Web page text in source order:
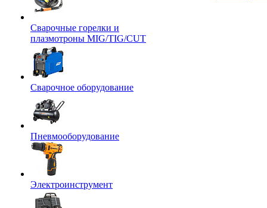
Сварочные горелки и
плазмотроны MIG/TIG/CUT
Сварочное оборудование
Пневмооборудование
Электроинструмент